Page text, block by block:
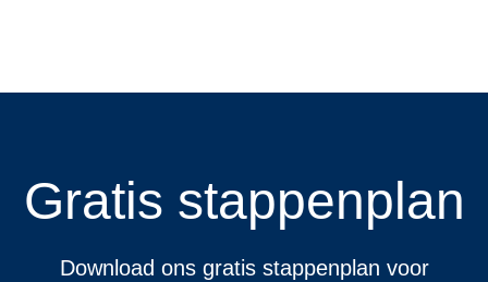
Gratis stappenplan
Download ons gratis stappenplan voor